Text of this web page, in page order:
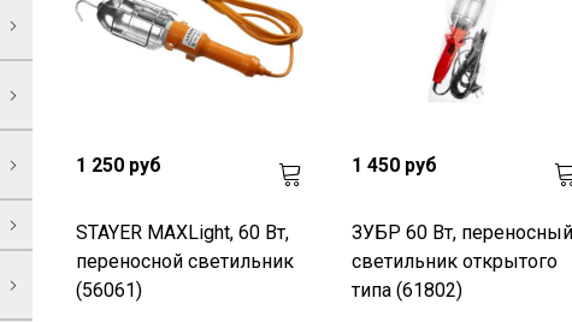
1 250 руб
STAYER MAXLight, 60 Вт,
переносной светильник
(56061)
1 450 руб
ЗУБР 60 Вт, переносный
светильник открытого
типа (61802)